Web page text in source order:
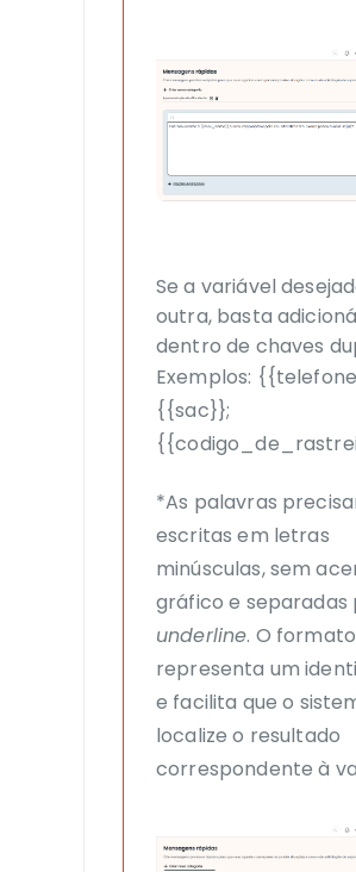
Se a variável
outra, basta
dentro de chaves
Exemplos:
{{sac}};
*As palavras
escritas em letras
minúsculas, sem
gráfico e separadas
underline. O formato
representa um
e facilita que o
localize o resultado
correspondente à